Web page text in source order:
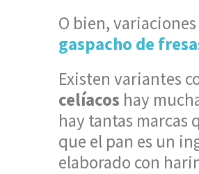
O bien,
gaspacho de
Existen variantes
celíacos hay
hay tantas marcas
que el pan es un
elaborado con